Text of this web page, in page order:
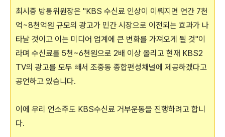
최시중 방통위원장은 "KBS 수신료 인상이 이뤄지면 연간 7천
억~8천억원 규모의 광고가 민간 시장으로 이전되는 효과가 나
타날 것이고 이는 미디어 업계에 큰 변화를 가져오게 될 것"이
라며 수신료를 5천~6천원으로 2배 이상 올리고 현재 KBS2
TV의 광고를 모두 빼서 조중동 종합편성채널에 제공하겠다고
공언하고 있습니다.
이에 우리 언소주도 KBS수신료 거부운동을 진행하려고 합니
다.